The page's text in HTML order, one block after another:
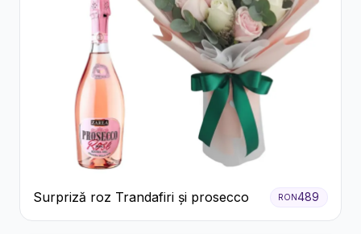
Surpriză roz Trandafiri și prosecco RON489